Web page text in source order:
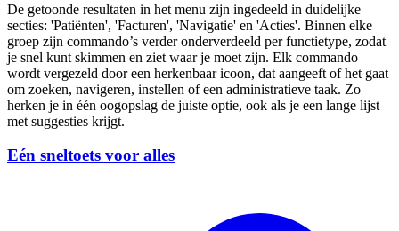
De getoonde resultaten in het menu zijn ingedeeld in duidelijke
secties: 'Patiënten', 'Facturen', 'Navigatie' en 'Acties'. Binnen elke
groep zijn commando’s verder onderverdeeld per functietype, zodat
je snel kunt skimmen en ziet waar je moet zijn. Elk commando
wordt vergezeld door een herkenbaar icoon, dat aangeeft of het gaat
om zoeken, navigeren, instellen of een administratieve taak. Zo
herken je in één oogopslag de juiste optie, ook als je een lange lijst
met suggesties krijgt.
Eén sneltoets voor alles